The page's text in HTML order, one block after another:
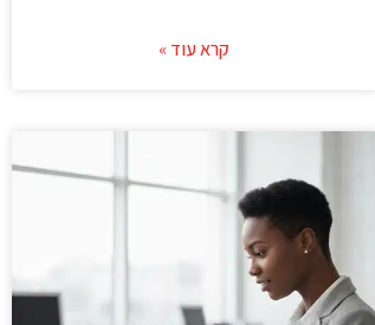
קרא עוד »